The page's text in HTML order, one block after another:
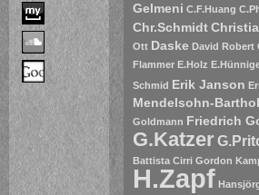
Gelmeni C.F.Huang
Chr.Schmidt
Ott Daske David Robert
Flammer E.Holz
Schmid Erik Janson
Mendelsohn-
Goldmann Friedrich
G.Katzer
Battista Cirri Gordon
H.Zapf